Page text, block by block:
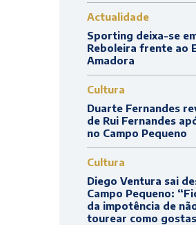
Actualidade
Sporting deixa-se
Reboleira frente ao
Amadora
Cultura
Duarte Fernandes
de Rui Fernandes
no Campo Pequeno
Cultura
Diego Ventura sai
Campo Pequeno:
da impotência de
tourear como